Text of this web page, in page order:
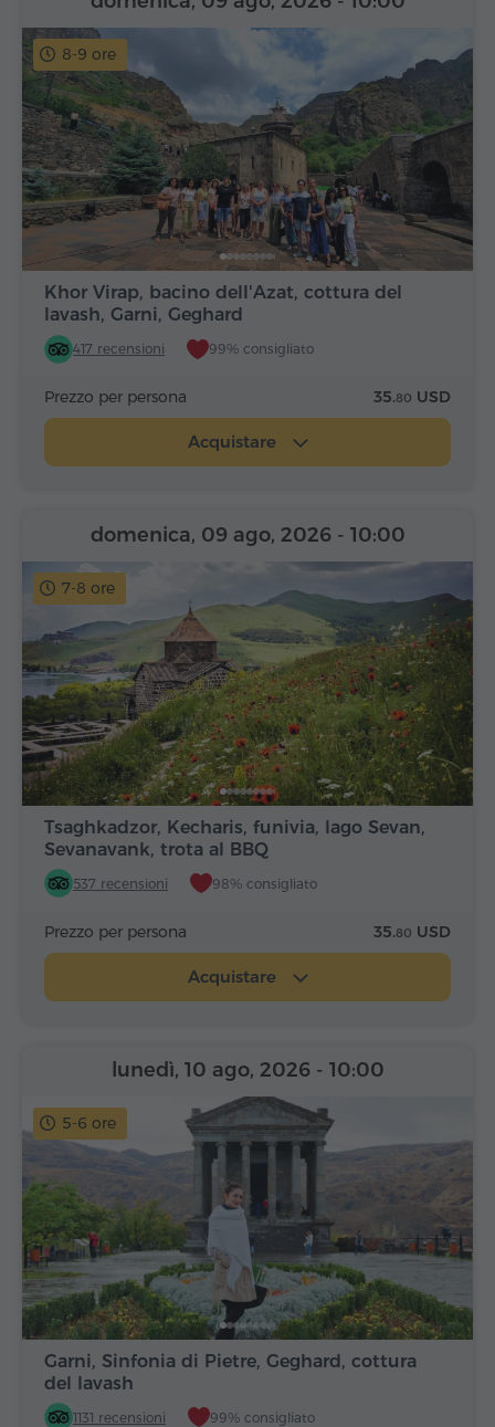
8-9 ore
Khor Virap, bacino dell'Azat, cottura del
lavash, Garni, Geghard
417 recensioni 99% consigliato
Prezzo per persona 35.80 USD
Acquistare
7-8 ore
Tsaghkadzor, Kecharis, funivia, lago Sevan,
Sevanavank, trota al BBQ
537 recensioni 98% consigliato
domenica, 09 ago, 2026 - 10:00
Prezzo per persona 35.80 USD
Acquistare
5-6 ore
Garni, Sinfonia di Pietre, Geghard, cottura
del lavash
1131 recensioni 99% consigliato
lunedì, 10 ago, 2026 - 10:00